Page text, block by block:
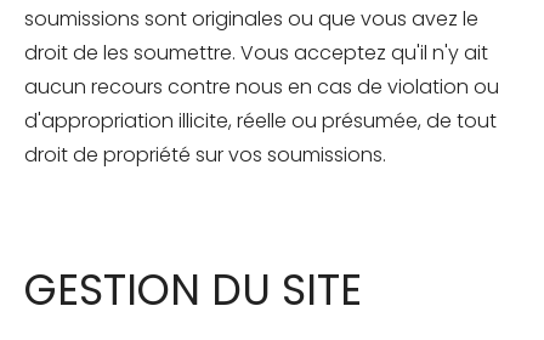
soumissions sont originales ou que vous avez le
droit de les soumettre. Vous acceptez qu'il n'y ait
aucun recours contre nous en cas de violation ou
d'appropriation illicite, réelle ou présumée, de tout
droit de propriété sur vos soumissions.
GESTION DU SITE